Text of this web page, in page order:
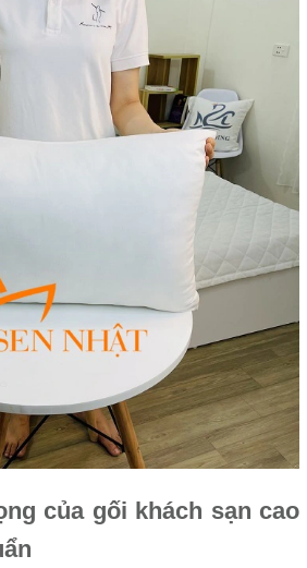
của gối khách sạn cao